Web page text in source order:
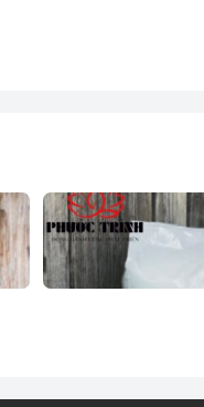
POLYMER CATION
Liên hệ